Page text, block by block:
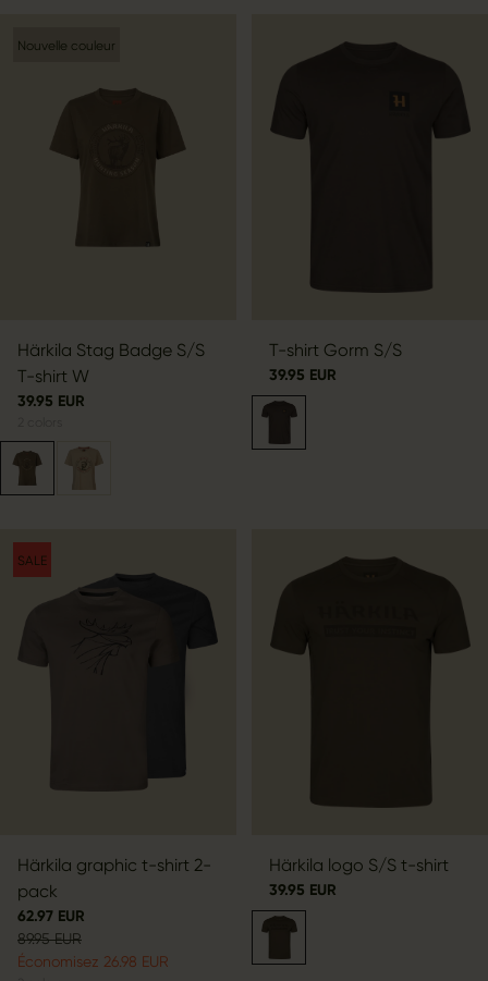
Nouvelle couleur
Härkila Stag Badge S/S
T-shirt W
39.95 EUR
T-shirt Gorm S/S
39.95 EUR
SALE
Härkila graphic t-shirt 2-
pack
62.97 EUR
89.95 EUR
Économisez 26.98 EUR
Härkila logo S/S t-shirt
39.95 EUR